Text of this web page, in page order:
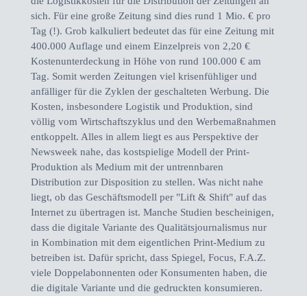
sich. Für eine große Zeitung sind dies rund 1 Mio. € pro
Tag (!). Grob kalkuliert bedeutet das für eine Zeitung mit
400.000 Auflage und einem Einzelpreis von 2,20 €
Kostenunterdeckung in Höhe von rund 100.000 € am
Tag. Somit werden Zeitungen viel krisenfühliger und
anfälliger für die Zyklen der geschalteten Werbung. Die
Kosten, insbesondere Logistik und Produktion, sind
völlig vom Wirtschaftszyklus und den Werbemaßnahmen
entkoppelt. Alles in allem liegt es aus Perspektive der
Newsweek nahe, das kostspielige Modell der Print-
Produktion als Medium mit der untrennbaren
Distribution zur Disposition zu stellen. Was nicht nahe
liegt, ob das Geschäftsmodell per "Lift & Shift" auf das
Internet zu übertragen ist. Manche Studien bescheinigen,
dass die digitale Variante des Qualitätsjournalismus nur
in Kombination mit dem eigentlichen Print-Medium zu
betreiben ist. Dafür spricht, dass Spiegel, Focus, F.A.Z.
viele Doppelabonnenten oder Konsumenten haben, die
die digitale Variante und die gedruckten konsumieren.